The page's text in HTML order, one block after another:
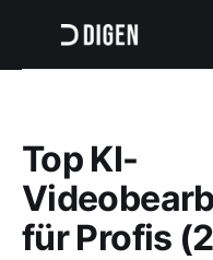
Top KI-
für Profis